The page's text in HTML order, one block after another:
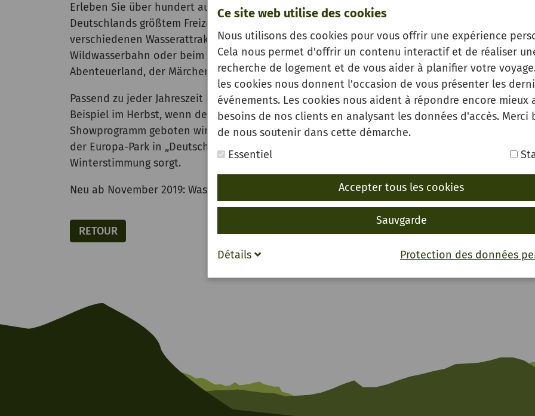
Ce site web utilise des cookies
Nous utilisons des cookies pour vous offrir une expérience
Cela nous permet d'offrir un contenu interactif et de réaliser
recherche de logement et de vous aider à planifier votre
les cookies nous donnent l'occasion de vous présenter les
événements. Les cookies nous aident à répondre encore mieux
besoins de nos clients en analysant les données d'accès. Merci
de nous soutenir dans cette démarche.
Essentiel
Accepter tous les cookies
Sauvgarde
Protection des données
Détails
Erleben Sie über hundert aufregende Attraktionen und Shows sowie zahlreiche Achterbahnen
Deutschlands größtem Freizeitpark, dem Europa-Park in Rust. An heißen Tagen erlebt man bei
verschiedenen Wasserattraktionen eine Abkühlung der besonderen Art, beispielsweise in der
Wildwasserbahn oder beim Fjord Rafting im reißenden Wildbach Skandinaviens. Das
Abenteuerland, der Märchenwald und die Welt der Kinder bringen Kinderaugen zum leuchten.
Passend zu jeder Jahreszeit hüllt sich der Europa-Park immer wieder in ein neues Gewand, so
Beispiel im Herbst, wenn der ganze Park zum Thema Halloween geschmückt ist und ein
Showprogramm geboten wird. Ein besonderes Highlight ist sicher auch die Winterzeit, wenn
der Europa-Park in „Deutschlands größtes Winterwunderland“ verwandelt und für
Winterstimmung sorgt.
Neu ab November 2019: Wasserwelt Rulantica
RETOUR